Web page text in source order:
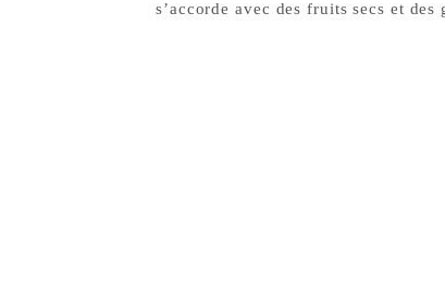
s’accorde avec des fruits secs et des